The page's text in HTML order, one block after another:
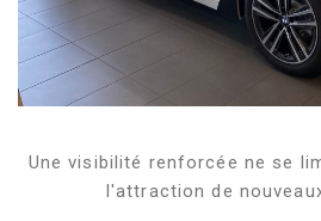
Une visibilité renforcée ne se
l'attraction de